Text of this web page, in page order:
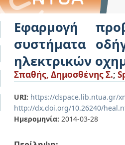
Εφαρμογή
συστήματα
ηλεκτρικών
Σπαθής, Δημοσθένης Σ.;
URI: https://dspace.lib.ntua.gr/
http://dx.doi.org/10.26240/
Ημερομηνία: 2014-03-28